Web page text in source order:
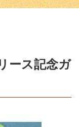
ース記念ガ